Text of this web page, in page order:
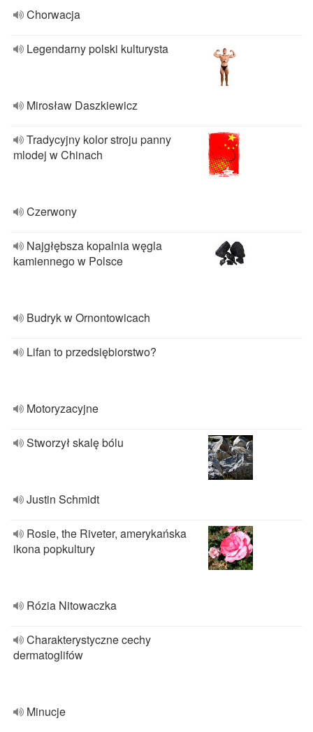
Chorwacja
Legendarny polski kulturysta
Mirosław Daszkiewicz
Tradycyjny kolor stroju panny
mlodej w Chinach
Czerwony
Najgłębsza kopalnia węgla
kamiennego w Polsce
Budryk w Ornontowicach
Lifan to przedsiębiorstwo?
Motoryzacyjne
Stworzył skalę bólu
Justin Schmidt
Rosie, the Riveter, amerykańska
ikona popkultury
Rózia Nitowaczka
Charakterystyczne cechy
dermatoglifów
Minucje